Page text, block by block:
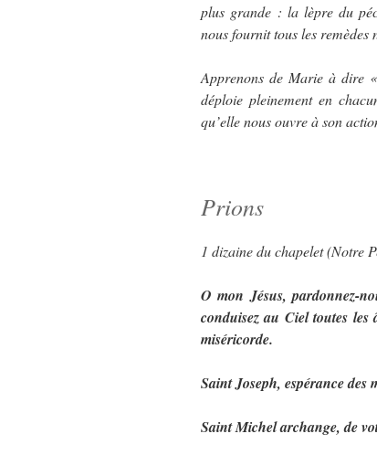
plus grande : la lèpre du
nous fournit tous les remèdes
Apprenons de Marie à dire
déploie pleinement en
qu’elle nous ouvre à son
Prions
1 dizaine du chapelet
O mon Jésus, pardonnez-
conduisez au Ciel toutes
miséricorde.
Saint Joseph, espérance des
Saint Michel archange, de